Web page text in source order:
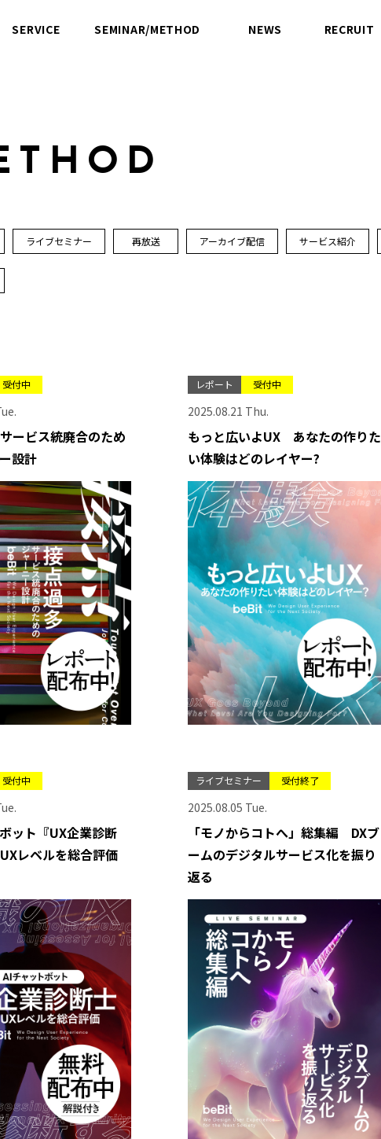
SERVICE SEMINAR/METHOD NEWS RECRUIT
T H O D
ライブセミナー 再放送 アーカイブ配信 サービス紹介
受付中
ービス統廃合のため
設計
レポート 受付中
2025.08.21 Thu.
もっと広いよUX あなたの作りた
い体験はどのレイヤー?
受付中
ット『UX企業診断
レベルを総合評価
ライブセミナー 受付終了
2025.08.05 Tue.
「モノからコトへ」総集編 DXブ
ームのデジタルサービス化を振り
返る